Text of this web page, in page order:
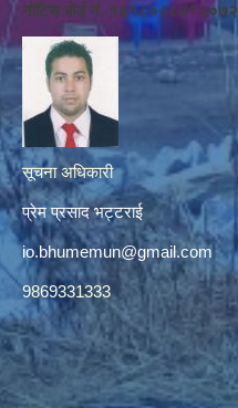
नोटिस बोर्ड नं. १६१८०८८४१३०७२
सूचना अधिकारी
प्रेम प्रसाद भट्टराई
io.bhumemun@gmail.com
9869331333